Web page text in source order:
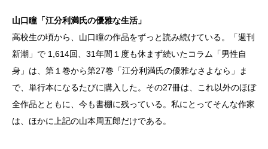
山口瞳「江分利満氏の優雅な生活」
高校生の頃から、山口瞳の作品をずっと読み続けている。「週刊
新潮」で 1,614回、31年間１度も休まず続いたコラム「男性自
身」は、第１巻から第27巻「江分利満氏の優雅なさよなら」ま
で、単行本になるたびに購入した。その27冊は、これ以外のほぼ
全作品とともに、今も書棚に残っている。私にとってそんな作家
は、ほかに上記の山本周五郎だけである。